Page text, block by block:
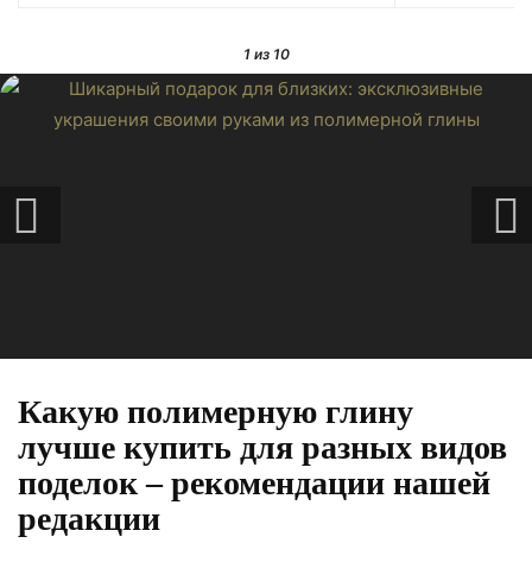
1из 10
Какую полимерную глину
лучше купить для разных видов
поделок – рекомендации нашей
редакции